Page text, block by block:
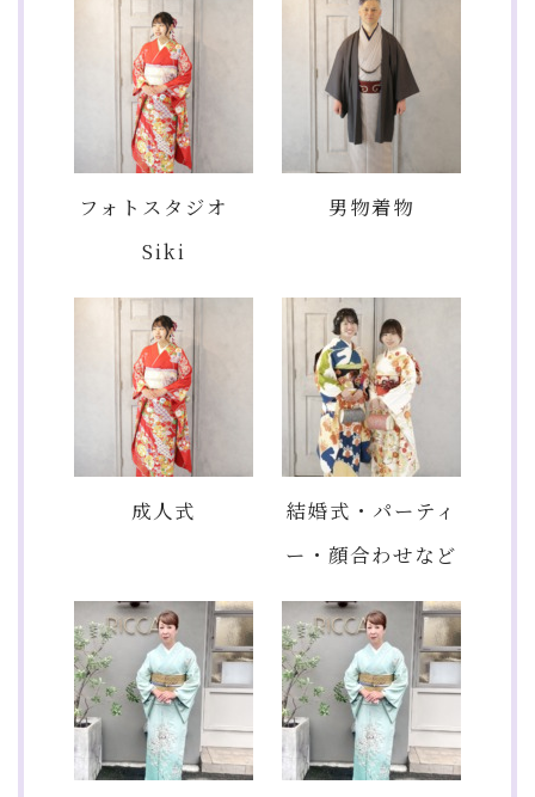
フォトスタジオ
Siki
男物着物
成人式
結婚式・パーティ
ー・顔合わせなど